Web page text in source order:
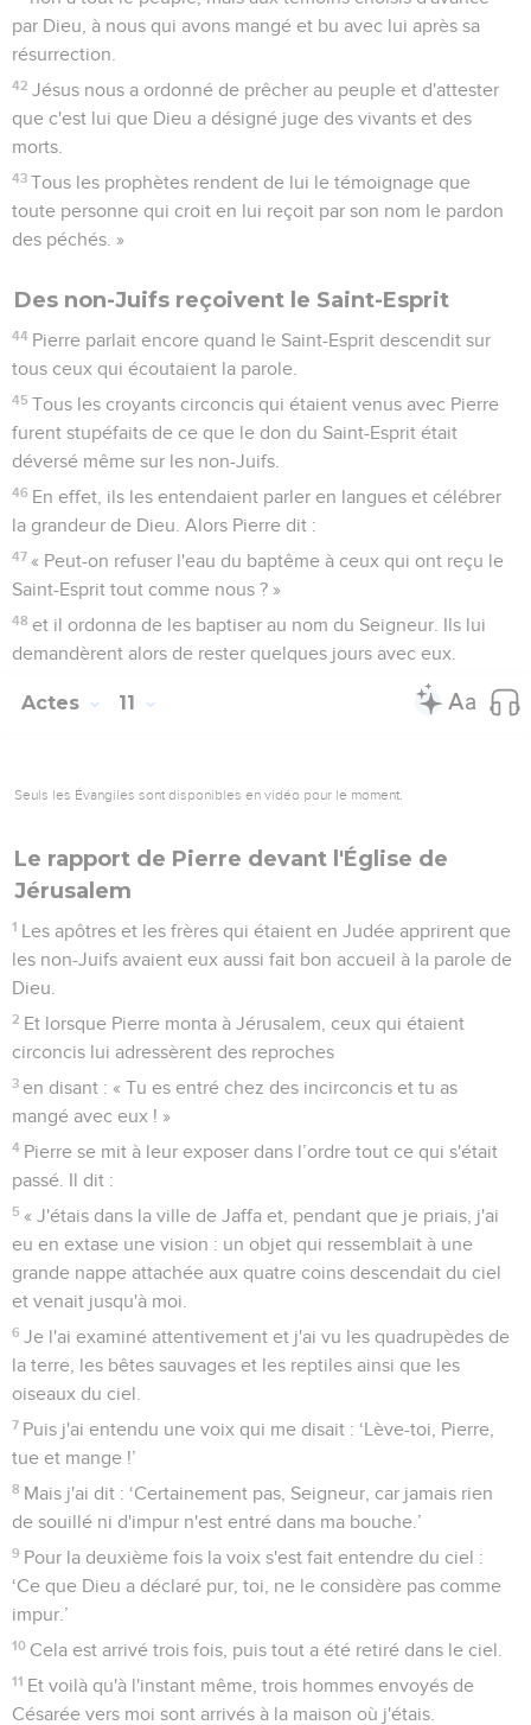
par Dieu, à nous qui avons mangé et bu avec lui après sa
résurrection.
42 Jésus nous a ordonné de prêcher au peuple et d'attester
que c'est lui que Dieu a désigné juge des vivants et des
morts.
43 Tous les prophètes rendent de lui le témoignage que
toute personne qui croit en lui reçoit par son nom le pardon
des péchés. »
Des non-Juifs reçoivent le Saint-Esprit
44 Pierre parlait encore quand le Saint-Esprit descendit sur
tous ceux qui écoutaient la parole.
45 Tous les croyants circoncis qui étaient venus avec Pierre
furent stupéfaits de ce que le don du Saint-Esprit était
déversé même sur les non-Juifs.
46 En effet, ils les entendaient parler en langues et célébrer
la grandeur de Dieu. Alors Pierre dit :
47 « Peut-on refuser l'eau du baptême à ceux qui ont reçu le
Saint-Esprit tout comme nous ? »
48 et il ordonna de les baptiser au nom du Seigneur. Ils lui
demandèrent alors de rester quelques jours avec eux.
Actes 11
Seuls les Évangiles sont disponibles en vidéo pour le moment.
Le rapport de Pierre devant l'Église de
Jérusalem
1 Les apôtres et les frères qui étaient en Judée apprirent que
les non-Juifs avaient eux aussi fait bon accueil à la parole de
Dieu.
2 Et lorsque Pierre monta à Jérusalem, ceux qui étaient
circoncis lui adressèrent des reproches
3 en disant : « Tu es entré chez des incirconcis et tu as
mangé avec eux ! »
4 Pierre se mit à leur exposer dans l’ordre tout ce qui s'était
passé. Il dit :
5 « J'étais dans la ville de Jaffa et, pendant que je priais, j'ai
eu en extase une vision : un objet qui ressemblait à une
grande nappe attachée aux quatre coins descendait du ciel
et venait jusqu'à moi.
6 Je l'ai examiné attentivement et j'ai vu les quadrupèdes de
la terre, les bêtes sauvages et les reptiles ainsi que les
oiseaux du ciel.
7 Puis j'ai entendu une voix qui me disait : ‘Lève-toi, Pierre,
tue et mange !’
8 Mais j'ai dit : ‘Certainement pas, Seigneur, car jamais rien
de souillé ni d'impur n'est entré dans ma bouche.’
9 Pour la deuxième fois la voix s'est fait entendre du ciel :
‘Ce que Dieu a déclaré pur, toi, ne le considère pas comme
impur.’
10 Cela est arrivé trois fois, puis tout a été retiré dans le ciel.
11 Et voilà qu'à l'instant même, trois hommes envoyés de
Césarée vers moi sont arrivés à la maison où j'étais.